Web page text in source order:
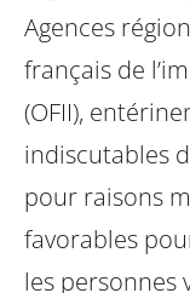
Agences
français de
(OFII),
indiscutables
pour raisons
favorables
les personnes